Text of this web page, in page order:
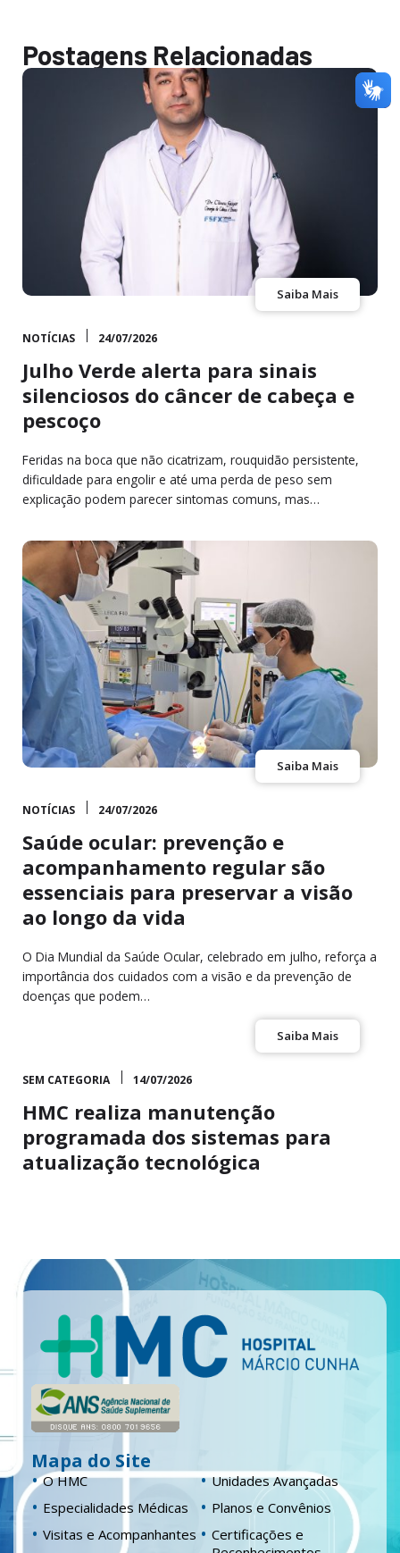
Postagens Relacionadas
Saiba Mais
NOTÍCIAS 24/07/2026
Julho Verde alerta para sinais
silenciosos do câncer de cabeça e
pescoço
Feridas na boca que não cicatrizam, rouquidão persistente,
dificuldade para engolir e até uma perda de peso sem
explicação podem parecer sintomas comuns, mas…
Saiba Mais
NOTÍCIAS 24/07/2026
Saúde ocular: prevenção e
acompanhamento regular são
essenciais para preservar a visão
ao longo da vida
O Dia Mundial da Saúde Ocular, celebrado em julho, reforça a
importância dos cuidados com a visão e da prevenção de
doenças que podem…
Saiba Mais
SEM CATEGORIA 14/07/2026
HMC realiza manutenção
programada dos sistemas para
atualização tecnológica
Mapa do Site
O HMC
Unidades Avançadas
Especialidades Médicas
Planos e Convênios
Visitas e Acompanhantes
Certificações e